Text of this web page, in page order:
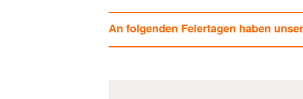
An folgenden Feiertagen haben